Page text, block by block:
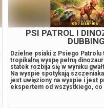
PSI PATROL I
DUBBING
Dzielne psiaki z Psiego Patrolu
tropikalną wyspę pełną
statek rozbija się w wyniku
Na wyspie spotykają
jest uwięziony na wyspie i jest
ekspertem od wszystkiego, co
pradawnymi gadami. Sytuacja
kontroli, gdy odwieczny rywal
Humdinger, zaczyna